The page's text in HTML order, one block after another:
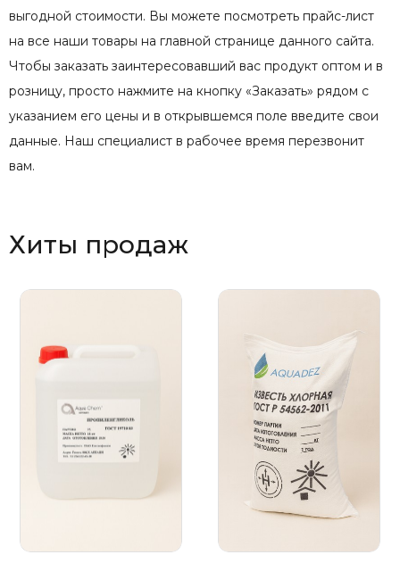
выгодной стоимости. Вы можете посмотреть прайс-лист
на все наши товары на главной странице данного сайта.
Чтобы заказать заинтересовавший вас продукт оптом и в
розницу, просто нажмите на кнопку «Заказать» рядом с
указанием его цены и в открывшемся поле введите свои
данные. Наш специалист в рабочее время перезвонит
вам.
Хиты продаж